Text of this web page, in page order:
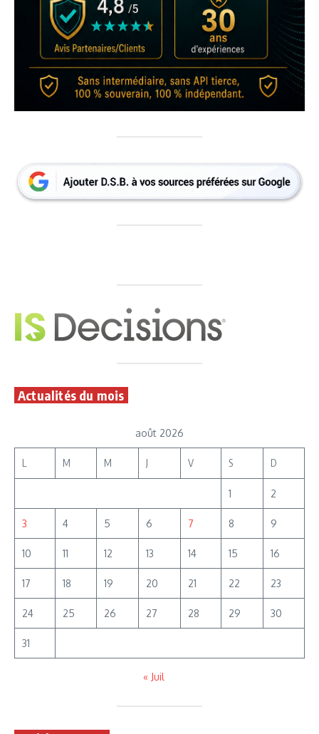
Actualités du mois
août 2026
L M M J V S D
1 2
3 4 5 6 7 8 9
10 11 12 13 14 15 16
17 18 19 20 21 22 23
24 25 26 27 28 29 30
31
« Juil